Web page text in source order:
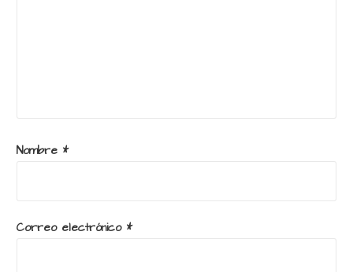
Nombre *
Correo electrónico *